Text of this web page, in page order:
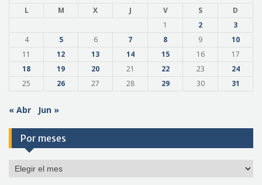
L M X J V S
D
1
2
3
4
5 6 7 8 9
10
11
12 13 14 15 16
17
18
19 20 21 22 23
24
25
26 27 28 29 30 31
« Abr Jun »
Por meses
Por